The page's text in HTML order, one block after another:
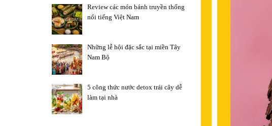
Review các món bánh truyền thống
nổi tiếng Việt Nam
Những lễ hội đặc sắc tại miền Tây
Nam Bộ
5 công thức nước detox trái cây dễ
làm tại nhà